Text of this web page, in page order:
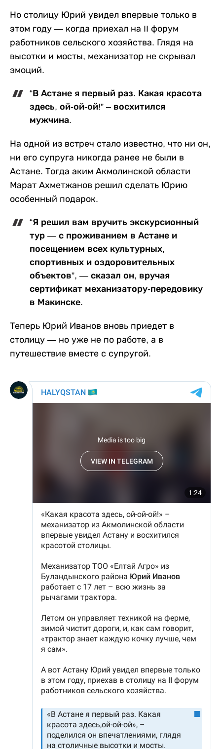
Но столицу Юрий увидел впервые только в
этом году — когда приехал на II форум
работников сельского хозяйства. Глядя на
высотки и мосты, механизатор не скрывал
эмоций.
“В Астане я первый раз. Какая красота
здесь, ой-ой-ой!” – восхитился
мужчина.
На одной из встреч стало известно, что ни он,
ни его супруга никогда ранее не были в
Астане. Тогда аким Акмолинской области
Марат Ахметжанов решил сделать Юрию
особенный подарок.
“Я решил вам вручить экскурсионный
тур — с проживанием в Астане и
посещением всех культурных,
спортивных и оздоровительных
объектов”, — сказал он, вручая
сертификат механизатору-передовику
в Макинске.
Теперь Юрий Иванов вновь приедет в
столицу — но уже не по работе, а в
путешествие вместе с супругой.